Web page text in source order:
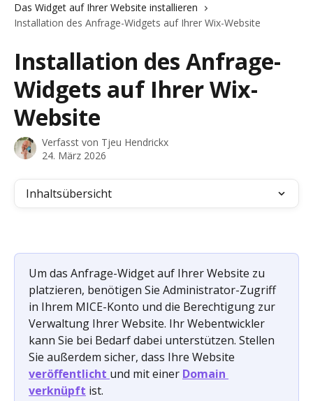
Das Widget auf Ihrer Website installieren
Installation des Anfrage-Widgets auf Ihrer Wix-Website
Installation des Anfrage-
Widgets auf Ihrer Wix-
Website
Verfasst von Tjeu Hendrickx
24. März 2026
Inhaltsübersicht
Um das Anfrage-Widget auf Ihrer Website zu
platzieren, benötigen Sie Administrator-Zugriff
in Ihrem MICE-Konto und die Berechtigung zur
Verwaltung Ihrer Website. Ihr Webentwickler
kann Sie bei Bedarf dabei unterstützen. Stellen
Sie außerdem sicher, dass Ihre Website
veröffentlicht und mit einer Domain
verknüpft ist.